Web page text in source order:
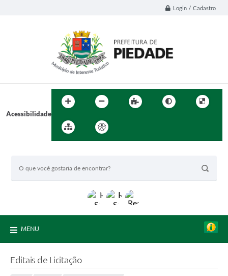
Login / Cadastro
Acessibilidade
MENU
Editais de Licitação